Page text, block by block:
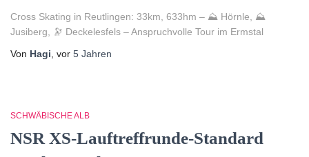
Cross Skating in Reutlingen: 33km, 633hm – ⛰️ Hörnle, ⛰️
Jusiberg, 🔭 Deckelesfels – Anspruchvolle Tour im Ermstal
Von Hagi , vor 5 Jahren
SCHWÄBISCHE ALB
NSR XS-Lauftreffrunde-Standard